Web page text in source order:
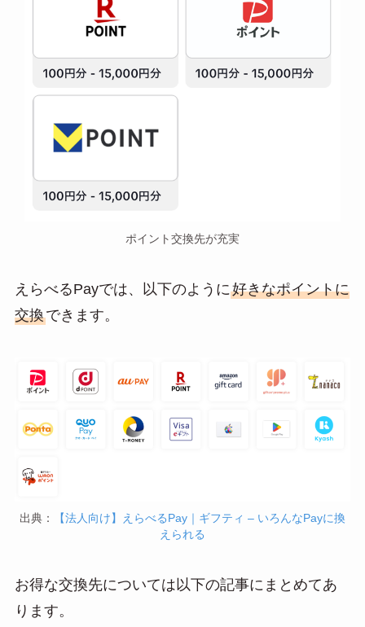
ポイント交換先が充実
えらべるPayでは、以下のように好きなポイントに
交換できます。
出典：
【法人向け】えらべるPay｜ギフティ – いろんなPayに換
えられる
お得な交換先については以下の記事にまとめてあ
ります。